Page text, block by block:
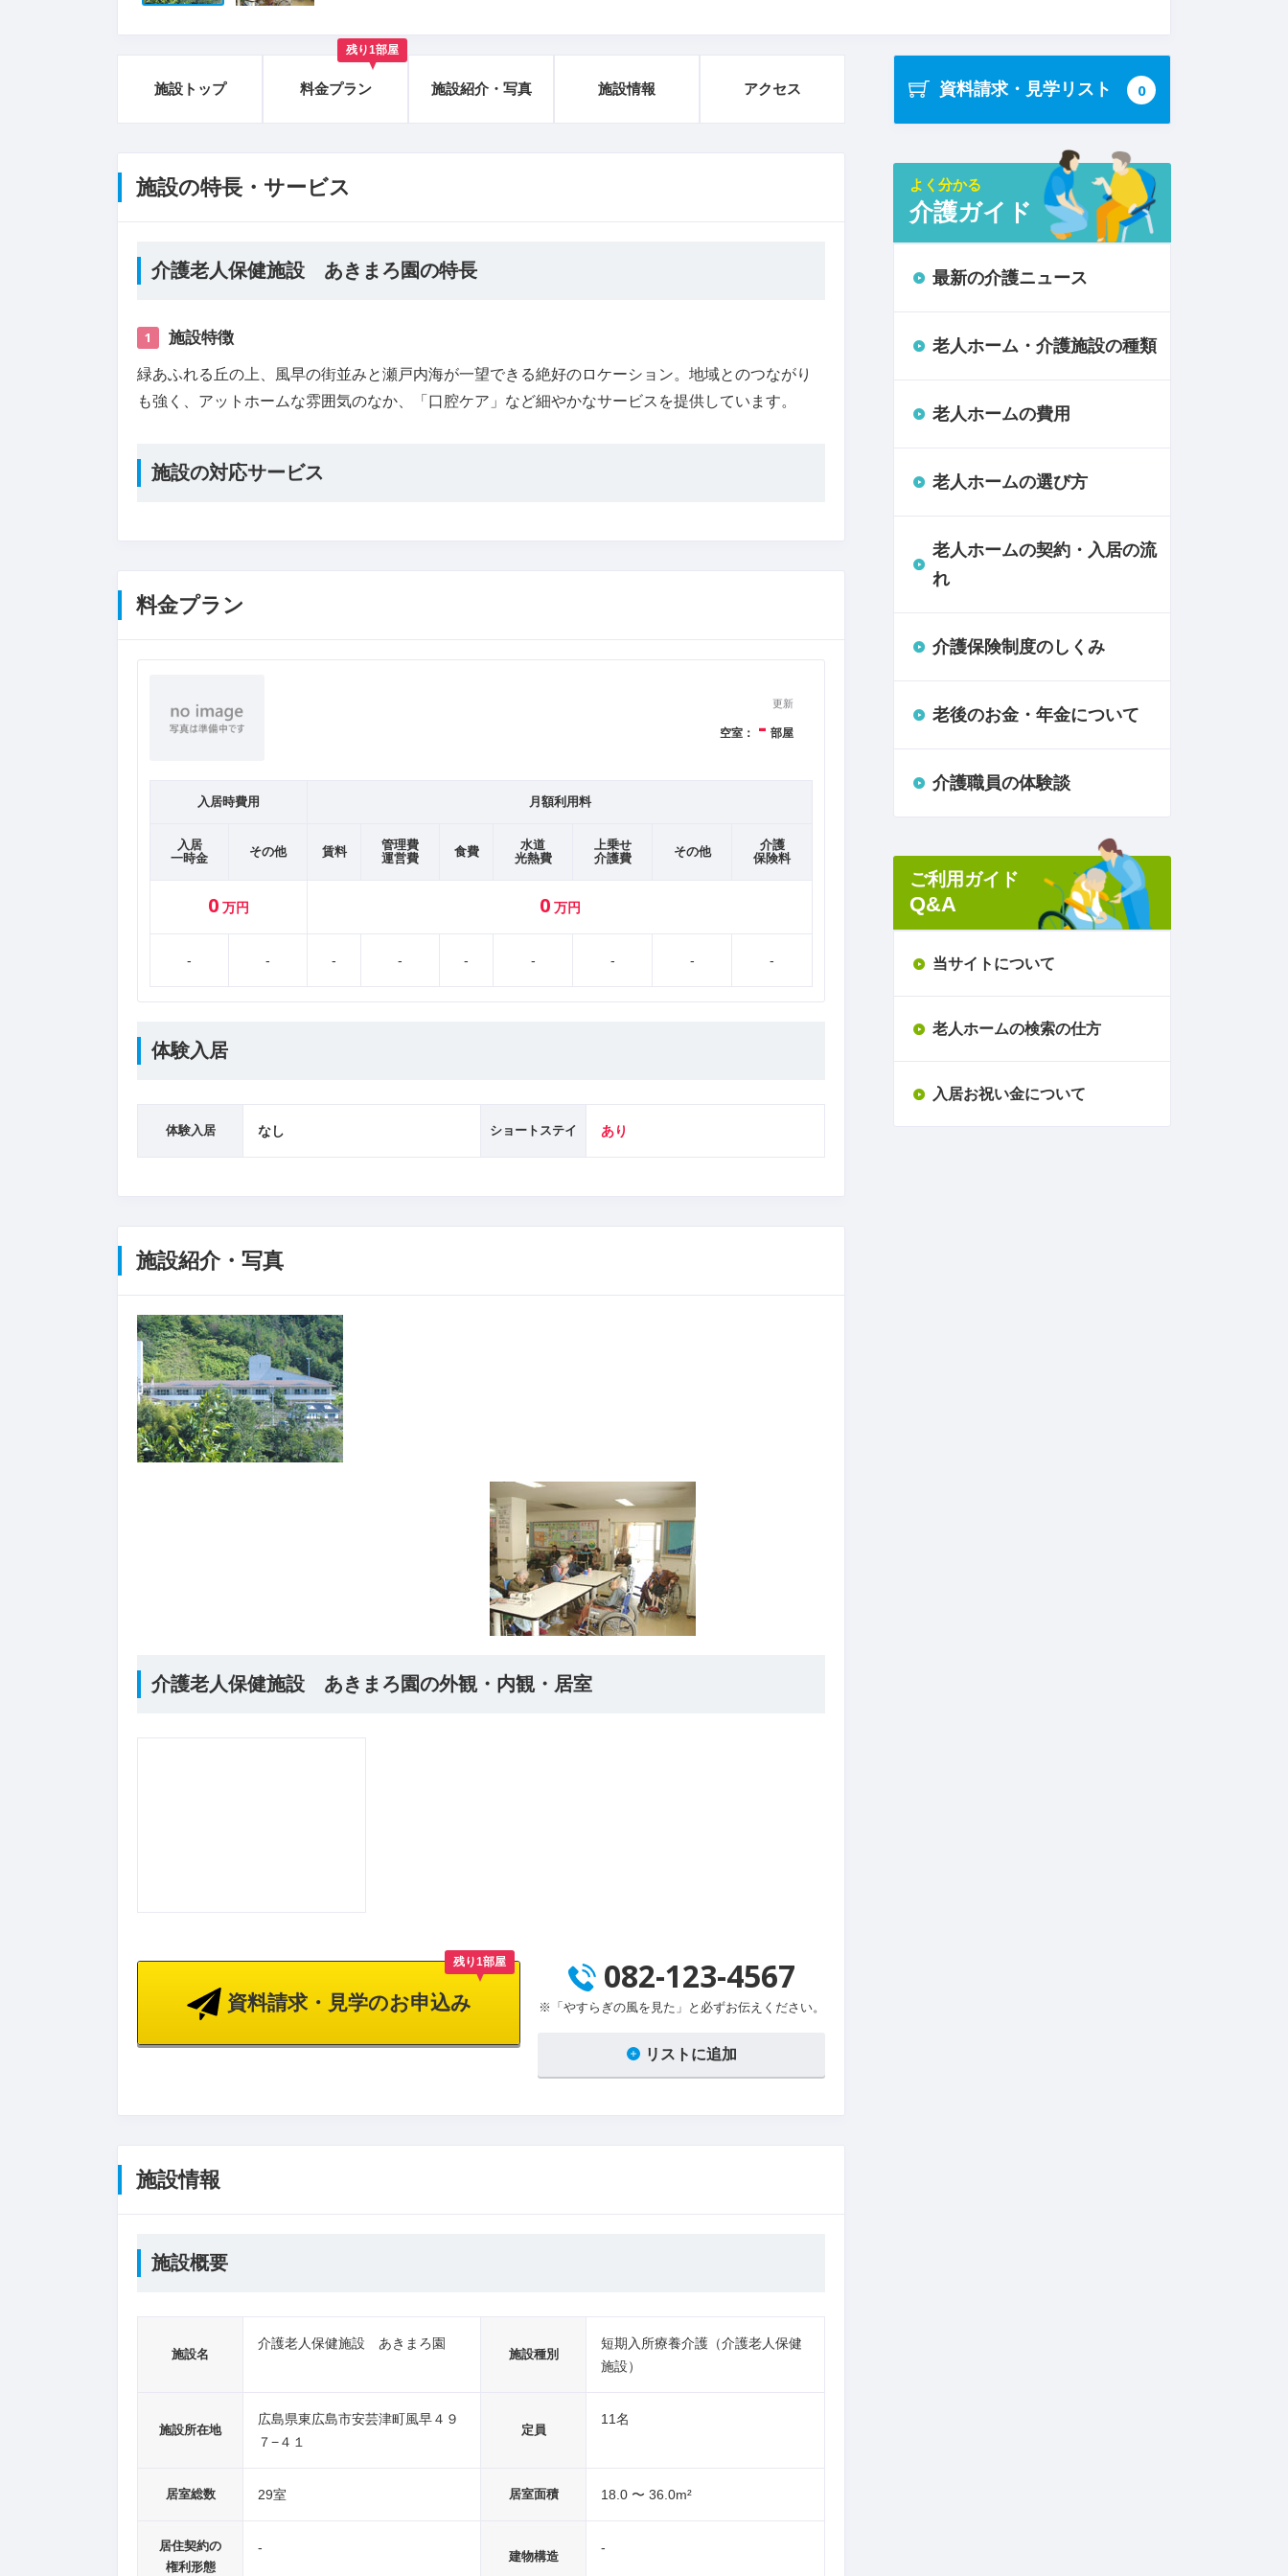
施設トップ 料金プラン
残り1部屋
施設紹介・写真 施設情報 アクセス
施設の特長・サービス
介護老人保健施設 あきまろ園の特長
1 施設特徴
緑あふれる丘の上、風早の街並みと瀬戸内海が一望できる絶好のロケーション。地域とのつながり
も強く、アットホームな雰囲気のなか、「口腔ケア」など細やかなサービスを提供しています。
施設の対応サービス
料金プラン
更新
空室： - 部屋
入居時費用 月額利用料
入居
一時金
その他 賃料
管理費
運営費
食費
水道
光熱費
上乗せ
介護費
その他
介護
保険料
0 万円 0 万円
- - - - - - - - -
体験入居
体験入居 なし ショートステイ あり
施設紹介・写真
介護老人保健施設 あきまろ園の外観・内観・居室
残り1部屋
資料請求・見学のお申込み
リストに追加
082-123-4567
※「やすらぎの風を見た」と必ずお伝えください。
施設情報
施設概要
施設名
介護老人保健施設 あきまろ園
施設種別
短期入所療養介護（介護老人保健
施設）
施設所在地
広島県東広島市安芸津町風早４９
７−４１
定員
11名
居室総数 29室 居室面積 18.0 〜 36.0m²
居住契約の
権利形態
-
建物構造
-
資料請求・見学リスト 0
よく分かる
介護ガイド
最新の介護ニュース
老人ホーム・介護施設の種類
老人ホームの費用
老人ホームの選び方
老人ホームの契約・入居の流
れ
介護保険制度のしくみ
老後のお金・年金について
介護職員の体験談
ご利用ガイド
Q&A
当サイトについて
老人ホームの検索の仕方
入居お祝い金について